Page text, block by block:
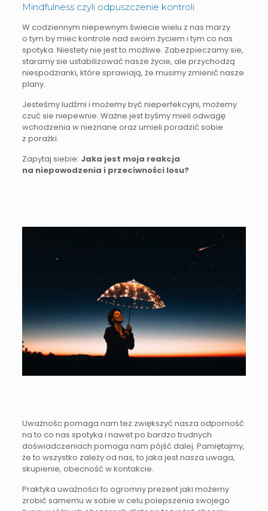
Mindfulness czyli odpuszczenie kontroli
W codziennym niepewnym świecie wielu z nas marzy
o tym by miec kontrole nad swoim życiem i tym co nas
spotyka. Niestety nie jest to możliwe. Zabezpieczamy sie,
staramy sie ustabilizować nasze życie, ale przychodzą
niespodzianki, które sprawiają, że musimy zmienić nasze
plany.
Jesteśmy ludźmi i możemy być nieperfekcyjni, możemy
czuć sie niepewnie. Ważne jest byśmy mieli odwagę
wchodzenia w nieznane oraz umieli poradzić sobie
z porażki.
Zapytaj siebie: Jaka jest moja reakcja
na niepowodzenia i przeciwności losu?
Uważnośc pomaga nam tez zwiększyć nasza odporność
na to co nas spotyka i nawet po bardzo trudnych
doświadczeniach pomaga nam pójść dalej. Pamiętajmy,
że to wszystko zależy od nas, to jaka jest nasza uwaga,
skupienie, obecność w kontakcie.
Praktyka uważności to ogromny prezent jaki możemy
zrobić samemu w sobie w celu polepszenia swojego